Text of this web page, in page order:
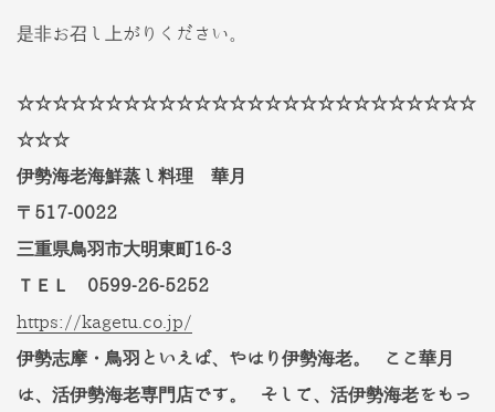
是非お召し上がりください。
☆☆☆☆☆☆☆☆☆☆☆☆☆☆☆☆☆☆☆☆☆☆☆☆☆☆
☆☆☆
伊勢海老海鮮蒸し料理 華月
〒517-0022
三重県鳥羽市大明東町16-3
ＴＥＬ 0599-26-5252
https://kagetu.co.jp/
伊勢志摩・鳥羽といえば、やはり伊勢海老。 ここ華月
は、活伊勢海老専門店です。 そして、活伊勢海老をもっ